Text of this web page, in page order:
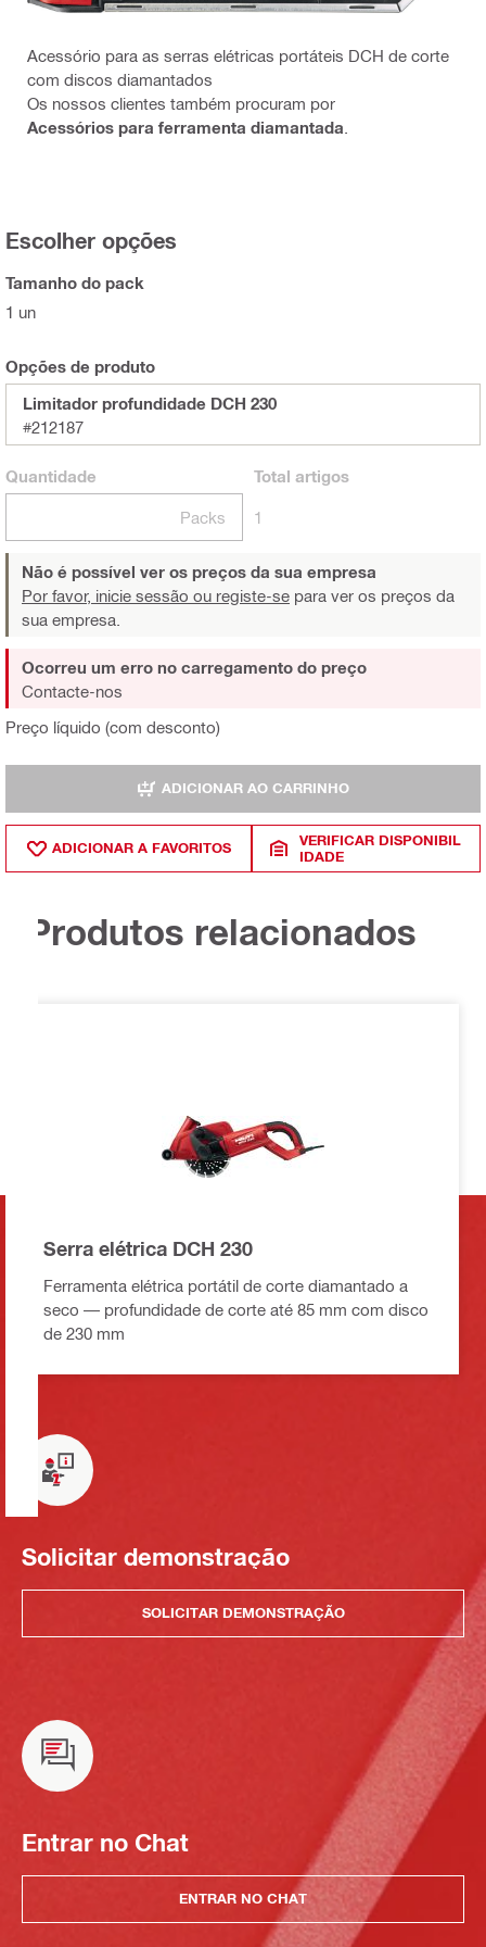
Acessório para as serras elétricas portáteis DCH de corte
com discos diamantados
Os nossos clientes também procuram por
Acessórios para ferramenta diamantada
Escolher opções
Tamanho do pack
1 un
Opções de produto
Limitador profundidade DCH 230
#212187
Quantidade
Packs
Total artigos
1
Não é possível ver os preços da sua empresa
Por favor, inicie sessão ou registe-se para ver os preços da
sua empresa.
Preço líquido (com desconto)
Ocorreu um erro no carregamento do preço
Contacte-nos
ADICIONAR AO CARRINHO
ADICIONAR A FAVORITOS
VERIFICAR DISPONIBIL
IDADE
Produtos relacionados
Serra elétrica DCH 230
Ferramenta elétrica portátil de corte diamantado a
seco — profundidade de corte até 85 mm com disco
de 230 mm
Solicitar demonstração
SOLICITAR DEMONSTRAÇÃO
Entrar no Chat
ENTRAR NO CHAT